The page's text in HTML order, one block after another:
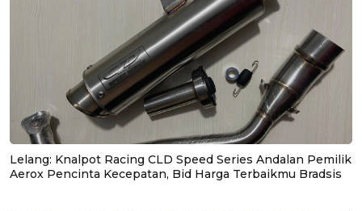
Lelang: Knalpot Racing CLD Speed Series Andalan Pemilik
Aerox Pencinta Kecepatan, Bid Harga Terbaikmu Bradsis